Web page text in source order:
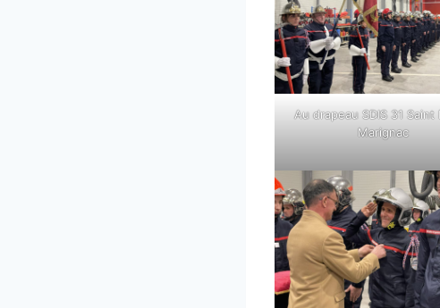
Au drapeau SDIS 31 Saint
Marignac